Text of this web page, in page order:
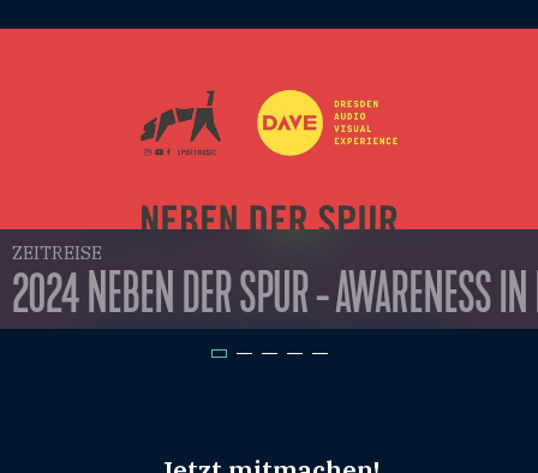
ZEITREISE
2024 NEBEN DER SPUR - AWARENESS IN